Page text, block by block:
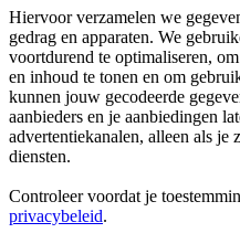
Hiervoor verzamelen we
gedrag en apparaten. We
voortdurend te optimaliseren,
en inhoud te tonen en om
kunnen jouw gecodeerde
aanbieders en je aanbiedingen
advertentiekanalen, alleen als je
diensten.
Controleer voordat je
privacybeleid.